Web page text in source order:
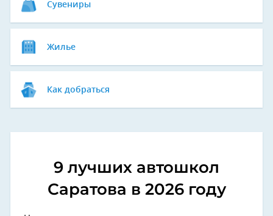
Сувениры
Жилье
Как добраться
9 лучших автошкол
Саратова в 2026 году